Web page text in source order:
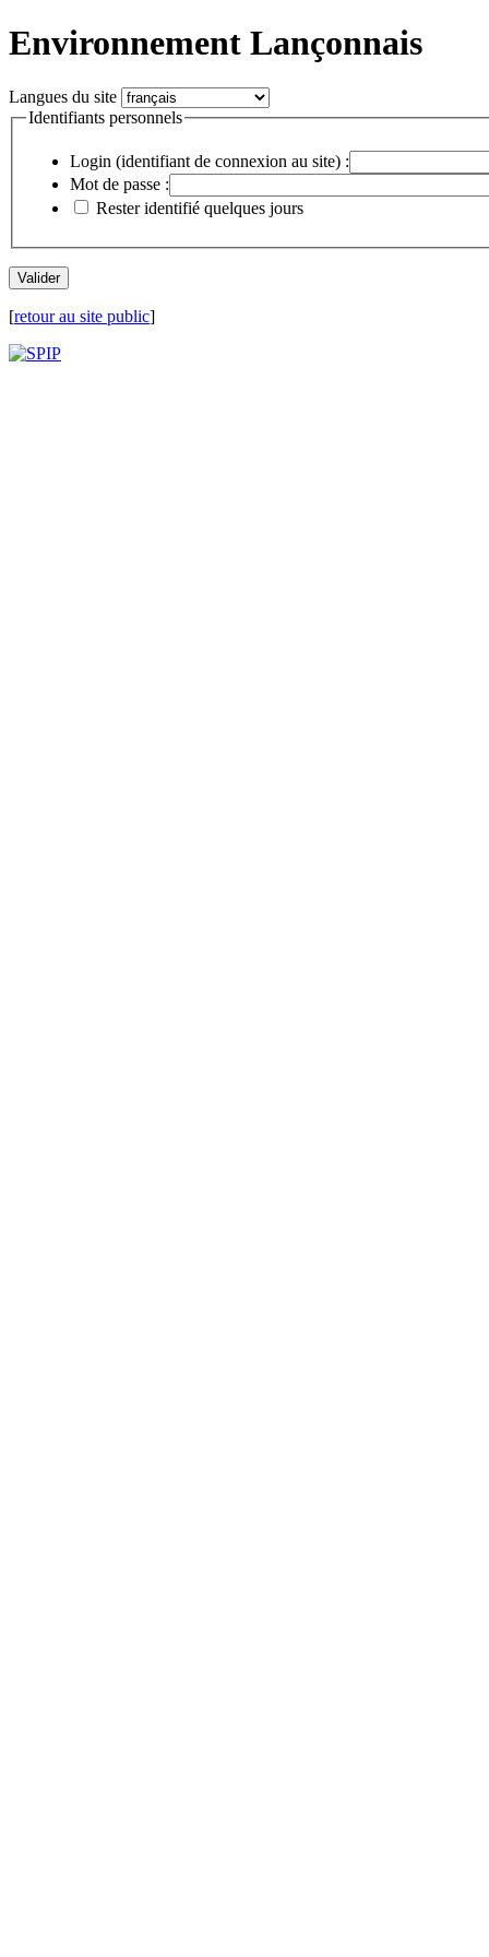
Environnement Lançonnais
Langues du site
Identifiants personnels
Login (identifiant de connexion au site) :
Mot de passe :
Rester identifié quelques jours
[retour au site public]